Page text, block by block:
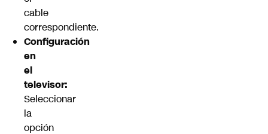
cable
correspondiente.
Configuración
en
el
televisor:
Seleccionar
la
opción